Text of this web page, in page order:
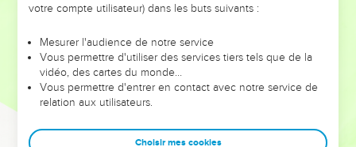
leur foi ou leur vision. Mais on voit moins les doutes, les erreurs
et les saisons difficiles qu'ils ont traversés, alors même que ce
sont elles qui les ont façonnés.
Dans cette conférence, leaders, entrepreneurs, et responsables
clés pour avancer avec plus de sagesse afin que leurs erreurs
votre compte utilisateur) dans les buts suivants :
Mesurer l'audience de notre service
Vous permettre d'utiliser des services tiers tels que de la
vidéo, des cartes du monde…
Vous permettre d'entrer en contact avec notre service de
relation aux utilisateurs.
Choisir mes cookies